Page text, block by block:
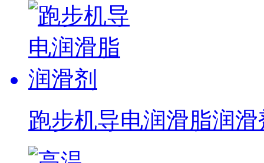
跑步机导电润滑脂润滑